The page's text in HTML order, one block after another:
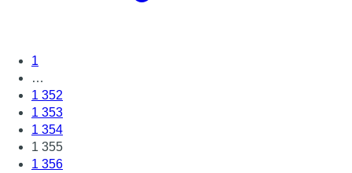
1
…
1 352
1 353
1 354
1 355
1 356